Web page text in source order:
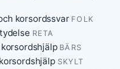
korsordssvar FOLK
RETA
BÄRS
SKYLT